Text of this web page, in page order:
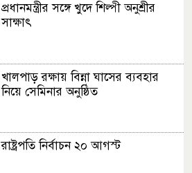
প্রধানমন্ত্রীর সঙ্গে খুদে শিল্পী অনুশ্রীর
সাক্ষাৎ
খালপাড় রক্ষায় বিন্না ঘাসের ব্যবহার
নিয়ে সেমিনার অনুষ্ঠিত
রাষ্ট্রপতি নির্বাচন ২০ আগস্ট